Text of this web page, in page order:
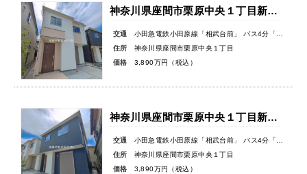
神奈川県座間市栗原中央１丁目新築戸建
交通
小田急電鉄小田原線「相武台前」 バス4分「小池大橋」バス停徒歩6分
住所
神奈川県座間市栗原中央１丁目
価格
3,890万円（税込）
神奈川県座間市栗原中央１丁目新築戸建
交通
小田急電鉄小田原線「相武台前」 バス4分「小池大橋」バス停徒歩6分
住所
神奈川県座間市栗原中央１丁目
価格
3,890万円（税込）